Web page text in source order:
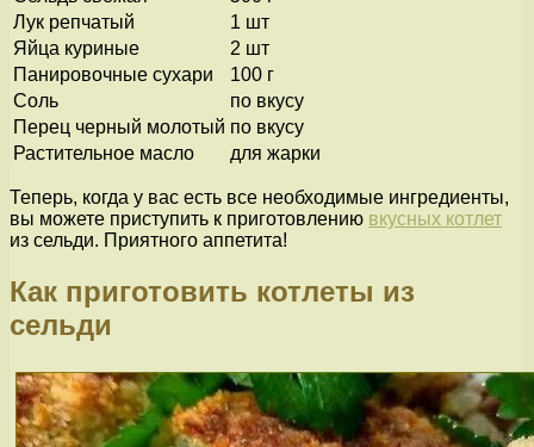
Лук репчатый
1 шт
Яйца куриные
2 шт
Панировочные сухари
100 г
Соль
по вкусу
Перец черный молотый по вкусу
Растительное масло
для жарки
Теперь, когда у вас есть все необходимые ингредиенты,
вы можете приступить к приготовлению вкусных котлет
из сельди. Приятного аппетита!
Как приготовить котлеты из
сельди